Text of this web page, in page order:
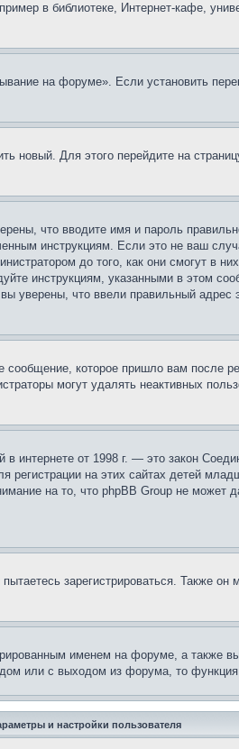
в библиотеке, Интернет-кафе,
на форуме». Если установить
новый. Для этого перейдите на
что вводите имя и пароль
инструкциям. Если это не ваш
до того, как они смогут в
инструкциям, указанными в этом
уверены, что ввели правильный
которое пришло вам после
могут удалять неактивных
интернете от 1998 г. — это закон
на этих сайтах детей
на то, что phpBB Group не может
зарегистрироваться. Также
именем на форуме, а также
или с выходом из форума, то
и настройки пользователя